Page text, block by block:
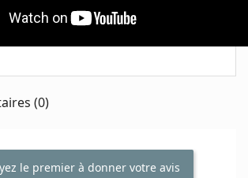
(0)
le premier à donner votre avis